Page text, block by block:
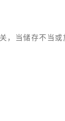
当储存不当